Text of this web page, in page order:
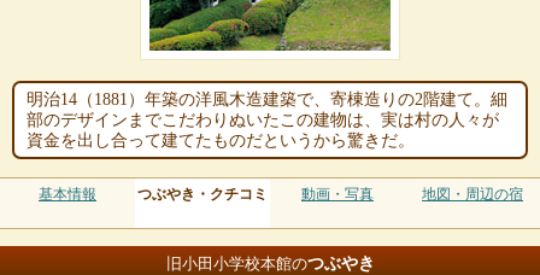
明治14（1881）年築の洋風木造建築で、寄棟造りの2階建て。細
部のデザインまでこだわりぬいたこの建物は、実は村の人々が
資金を出し合って建てたものだというから驚きだ。
基本情報 つぶやき・クチコミ 動画・写真 地図・周辺の宿
旧小田小学校本館のつぶやき